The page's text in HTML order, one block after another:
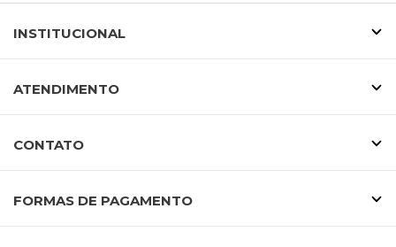
INSTITUCIONAL
ATENDIMENTO
CONTATO
FORMAS DE PAGAMENTO